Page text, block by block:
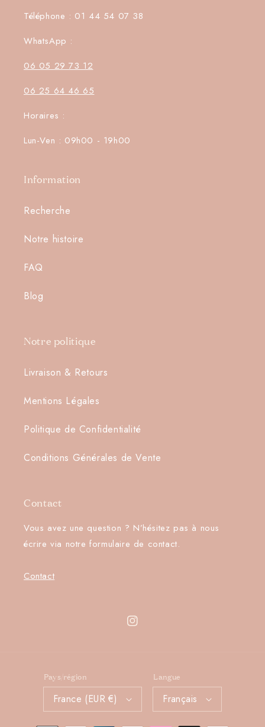
Téléphone : 01 44 54 07 38
WhatsApp :
06 05 29 73 12
06 25 64 46 65
Horaires :
Lun-Ven : 09h00 - 19h00
Information
Recherche
Notre histoire
FAQ
Blog
Notre politique
Livraison & Retours
Mentions Légales
Politique de Confidentialité
Conditions Générales de Vente
Contact
Vous avez une question ? N’hésitez pas à nous
écrire via notre formulaire de contact.
Contact
Instagram
Pays/région
France (EUR €)
Langue
Français
produits à votre liste de souhaits et afficher vos